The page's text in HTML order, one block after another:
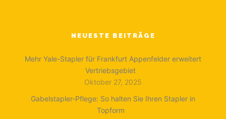
NEUESTE BEITRÄGE
Mehr Yale-Stapler für Frankfurt Appenfelder erweitert
Vertriebsgebiet
Oktober 27, 2025
Gabelstapler-Pflege: So halten Sie Ihren Stapler in
Topform